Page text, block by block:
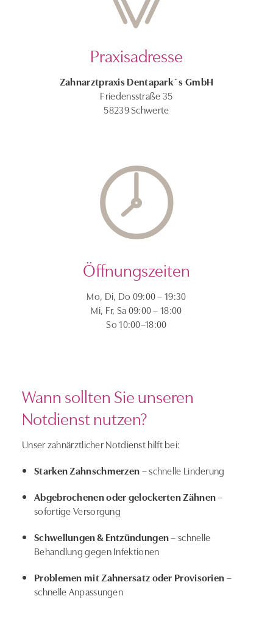
Praxisadresse
Zahnarztpraxis Dentapark´s GmbH
Friedensstraße 35
58239 Schwerte
Öffnungszeiten
Mo, Di, Do 09:00 – 19:30
Mi, Fr, Sa 09:00 – 18:00
So 10:00–18:00
Wann sollten Sie unseren
Notdienst nutzen?
Unser zahnärztlicher Notdienst hilft bei:
Starken Zahnschmerzen– schnelle Linderung
Abgebrochenen oder gelockerten Zähnen–
sofortige Versorgung
Schwellungen & Entzündungen– schnelle
Behandlung gegen Infektionen
Problemen mit Zahnersatz oder Provisorien–
schnelle Anpassungen